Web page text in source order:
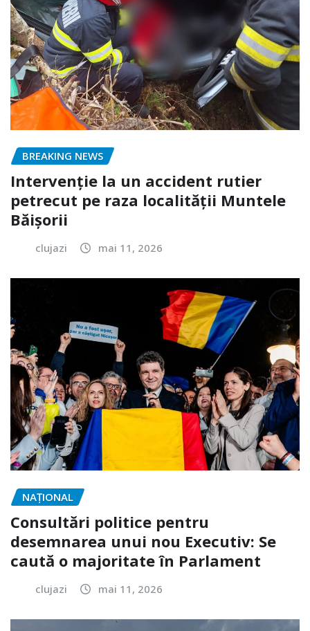
BREAKING NEWS
Intervenție la un accident rutier
petrecut pe raza localității Muntele
Băișorii
clujazi mai 11, 2026
NAŢIONAL
Consultări politice pentru
desemnarea unui nou Executiv: Se
caută o majoritate în Parlament
clujazi mai 11, 2026